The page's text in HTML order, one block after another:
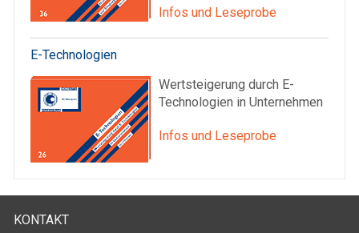
Infos und Leseprobe
E-Technologien
Wertsteigerung durch E-
Technologien in Unternehmen
Infos und Leseprobe
KONTAKT